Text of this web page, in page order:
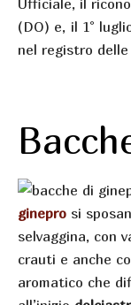
Ufficiale, il
(DO) e, il 1°
nel registro delle
ginepro si
selvaggina, con
crauti e anche
aromatico che